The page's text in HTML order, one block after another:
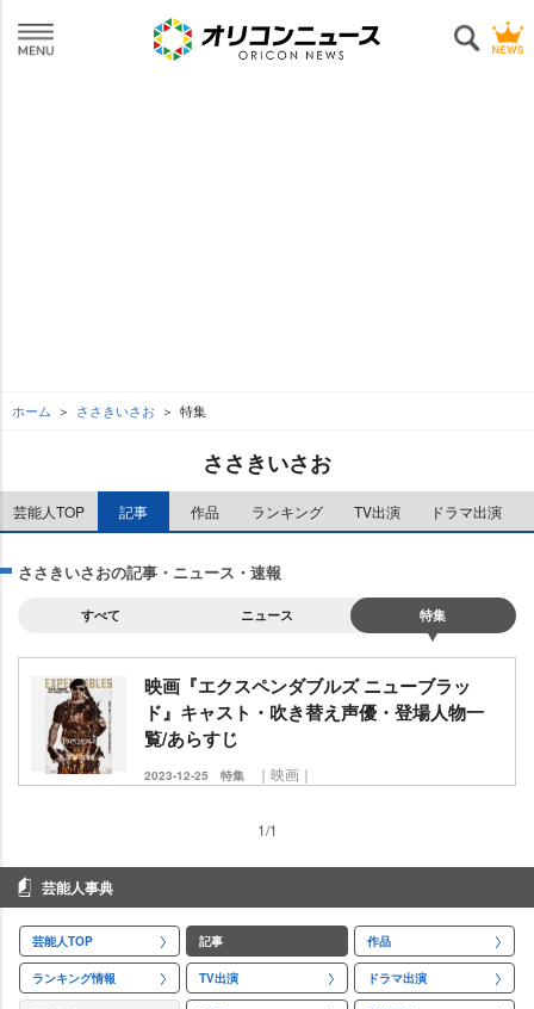
ホーム ささきいさお 特集
ささきいさお
芸能人TOP 記事 作品 ランキング TV出演 ドラマ出演
ささきいさおの記事・ニュース・速報
すべて ニュース 特集
映画『エクスペンダブルズ ニューブラッ
ド』キャスト・吹き替え声優・登場人物一
覧/あらすじ
2023-12-25 特集 ｜映画｜
1/1
芸能人事典
芸能人TOP 記事 作品
ランキング情報 TV出演 ドラマ出演